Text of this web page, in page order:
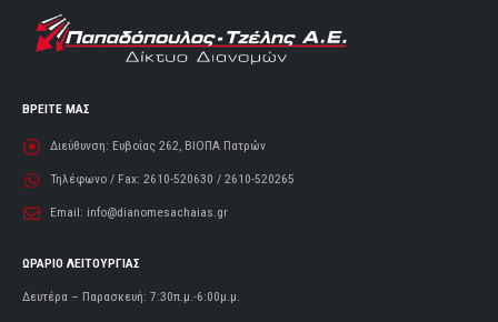
ΒΡΕΙΤΕ ΜΑΣ
Διεύθυνση: Ευβοίας 262, ΒΙΟΠΑ Πατρών
Τηλέφωνο / Fax: 2610-520630 / 2610-520265
Email: info@dianomesachaias.gr
ΩΡΑΡΙΟ ΛΕΙΤΟΥΡΓΙΑΣ
Δευτέρα – Παρασκευή: 7:30π.μ.-6:00μ.μ.